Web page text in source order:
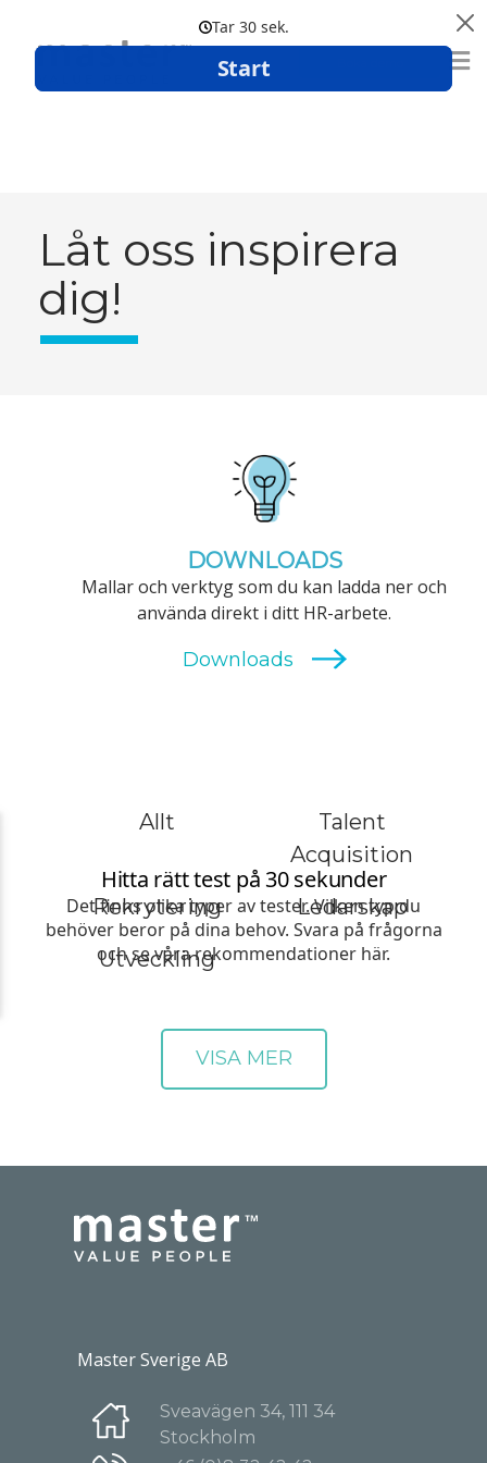
Låt oss inspirera
dig!
DOWNLOADS
Mallar och verktyg som du kan ladda ner och
använda direkt i ditt HR-arbete.
Allt
Talent
Acquisition
Rekrytering
Ledarskap
Utveckling
Master Sverige AB
Sveavägen 34, 111 34
Stockholm